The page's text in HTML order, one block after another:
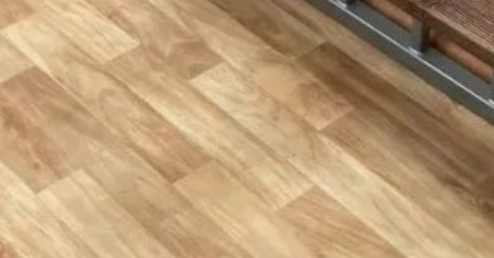
для осуществления террористической
деятельности (ст. 205.3 УК РФ)
и приготовлении к теракту (ч. 1 ст. 30, п.
«а», «в» ч. 2 ст. 205 УК РФ).
В ходе следствия установлено,
что подсудимая вовлекала в деятельность
террористического сообщества двух
знакомых, искала объекты в Хабаровске
для поджога или взрыва.
Деятельность женщины была пресечена
УФСБ России по Хабаровскому краю. Суд
назначил наказание: 19 лет лишения